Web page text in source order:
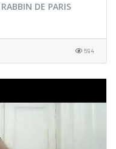
DE PARIS
594